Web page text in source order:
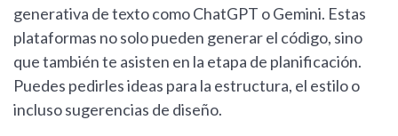
generativa de texto como ChatGPT o Gemini. Estas
plataformas no solo pueden generar el código, sino
que también te asisten en la etapa de planificación.
Puedes pedirles ideas para la estructura, el estilo o
incluso sugerencias de diseño.